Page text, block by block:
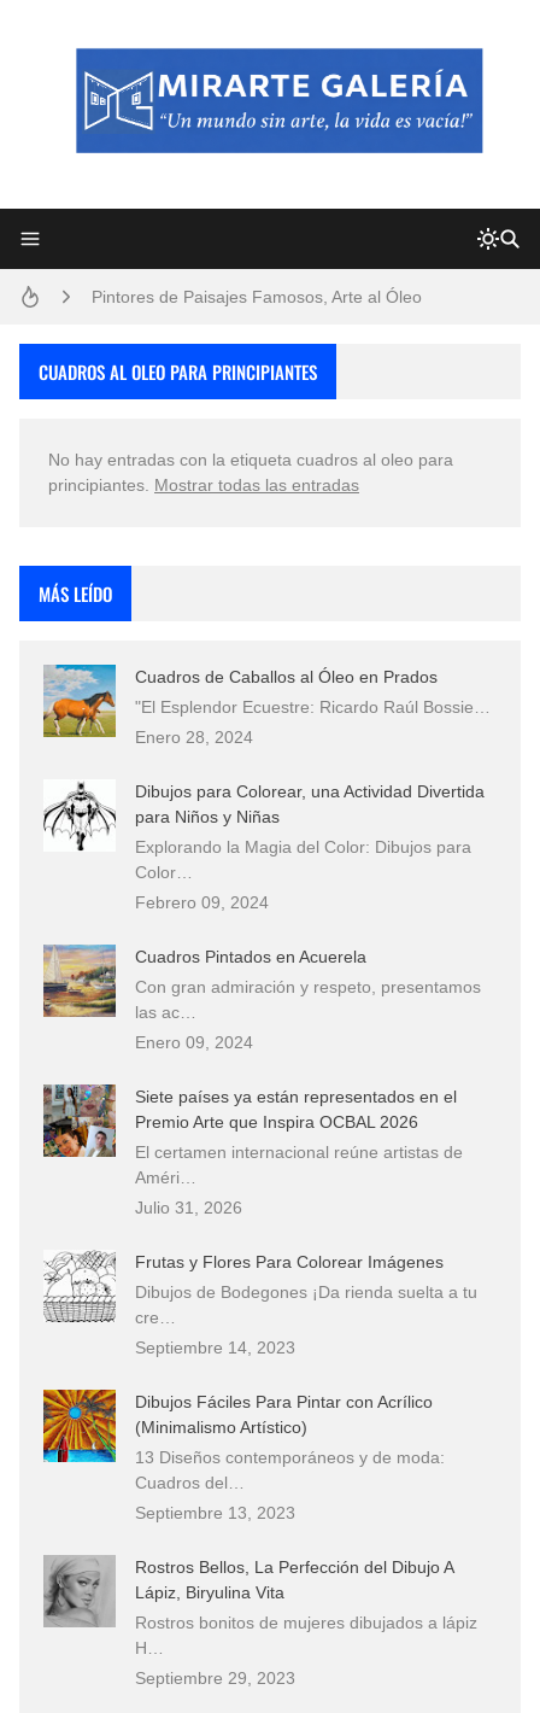
Pintores de Paisajes Famosos, Arte al Óleo
Que significan los cuadros de negras africanas?
El mundo del arte en pintura surrealista
CUADROS AL OLEO PARA PRINCIPIANTES
No hay entradas con la etiqueta cuadros al oleo para
principiantes Mostrar todas las entradas
MÁS LEÍDO
Cuadros de Caballos al Óleo en Prados
"El Esplendor Ecuestre: Ricardo Raúl Bossie…
Enero 28, 2024
Dibujos para Colorear, una Actividad Divertida
para Niños y Niñas
Explorando la Magia del Color: Dibujos para
Color…
Febrero 09, 2024
Cuadros Pintados en Acuerela
Con gran admiración y respeto, presentamos
las ac…
Enero 09, 2024
Siete países ya están representados en el
Premio Arte que Inspira OCBAL 2026
El certamen internacional reúne artistas de
Améri…
Julio 31, 2026
Frutas y Flores Para Colorear Imágenes
Dibujos de Bodegones ¡Da rienda suelta a tu
cre…
Septiembre 14, 2023
Dibujos Fáciles Para Pintar con Acrílico
(Minimalismo Artístico)
13 Diseños contemporáneos y de moda:
Cuadros del…
Septiembre 13, 2023
Rostros Bellos, La Perfección del Dibujo A
Lápiz, Biryulina Vita
Rostros bonitos de mujeres dibujados a lápiz
H…
Septiembre 29, 2023